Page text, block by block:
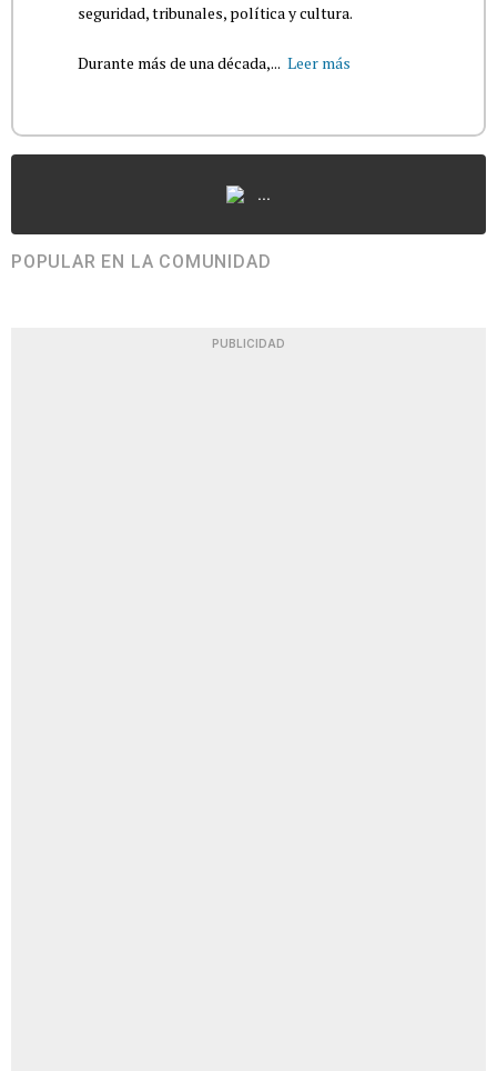
seguridad, tribunales, política y cultura.
Durante más de una década,... Leer más
...
POPULAR EN LA COMUNIDAD
PUBLICIDAD